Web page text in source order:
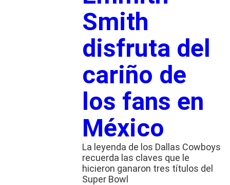
Smith
disfruta del
cariño de
los fans en
México
La leyenda de los Dallas Cowboys
recuerda las claves que le
hicieron ganaron tres títulos del
Super Bowl